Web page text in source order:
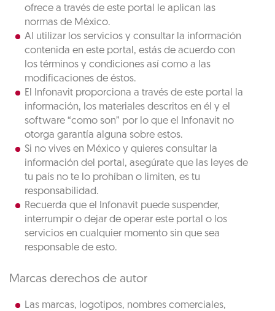
ofrece a través de este portal le aplican las
normas de México.
Al utilizar los servicios y consultar la información
contenida en este portal, estás de acuerdo con
los términos y condiciones así como a las
modificaciones de éstos.
El Infonavit proporciona a través de este portal la
información, los materiales descritos en él y el
software “como son” por lo que el Infonavit no
otorga garantía alguna sobre estos.
Si no vives en México y quieres consultar la
información del portal, asegúrate que las leyes de
tu país no te lo prohíban o limiten, es tu
responsabilidad.
Recuerda que el Infonavit puede suspender,
interrumpir o dejar de operar este portal o los
servicios en cualquier momento sin que sea
responsable de esto.
Marcas derechos de autor
Las marcas, logotipos, nombres comerciales,